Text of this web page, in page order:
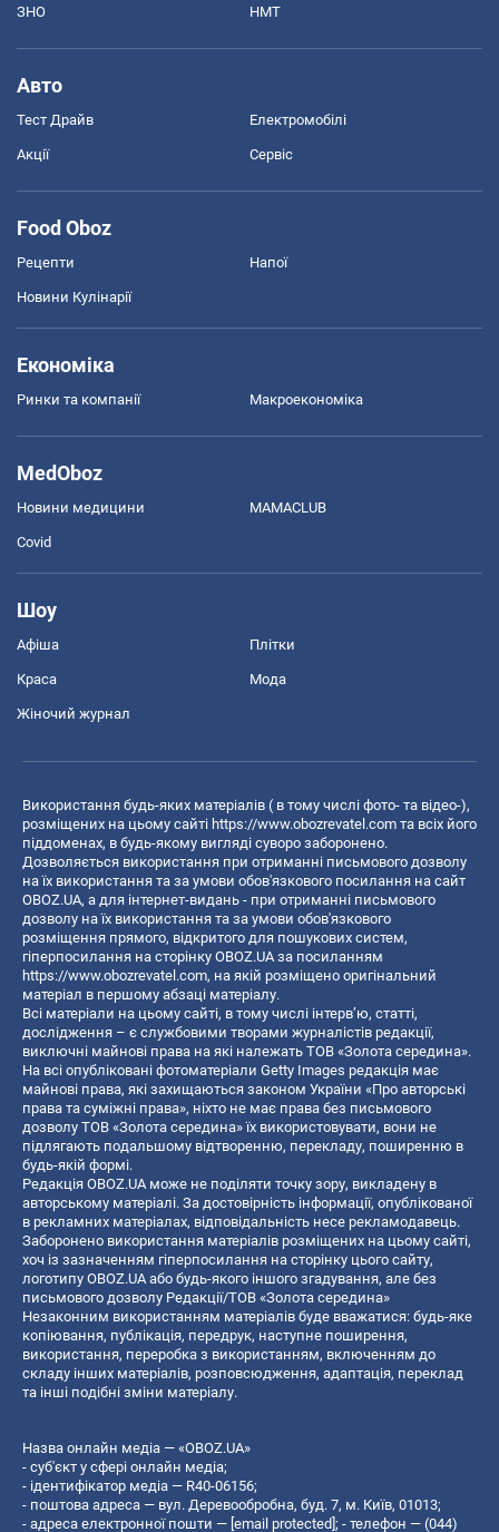
ЗНО НМТ
Авто
Тест Драйв Електромобілі
Акції Сервіс
Food Oboz
Рецепти Напої
Новини Кулінарії
Економіка
Ринки та компанії Макроекономіка
MedOboz
Новини медицини MAMACLUB
Covid
Шоу
Афіша Плітки
Краса Мода
Жіночий журнал
Використання будь-яких матеріалів ( в тому числі фото- та відео-),
розміщених на цьому сайті https://www.obozrevatel.com та всіх його
піддоменах, в будь-якому вигляді суворо заборонено.
Дозволяється використання при отриманні письмового дозволу
на їх використання та за умови обов'язкового посилання на сайт
OBOZ.UA, а для інтернет-видань - при отриманні письмового
дозволу на їх використання та за умови обов'язкового
розміщення прямого, відкритого для пошукових систем,
гіперпосилання на сторінку OBOZ.UA за посиланням
https://www.obozrevatel.com, на якій розміщено оригінальний
матеріал в першому абзаці матеріалу.
Всі матеріали на цьому сайті, в тому числі інтерв’ю, статті,
дослідження – є службовими творами журналістів редакції,
виключні майнові права на які належать ТОВ «Золота середина».
На всі опубліковані фотоматеріали Getty Images редакція має
майнові права, які захищаються законом України «Про авторські
права та суміжні права», ніхто не має права без письмового
дозволу ТОВ «Золота середина» їх використовувати, вони не
підлягають подальшому відтворенню, перекладу, поширенню в
будь-якій формі.
Редакція OBOZ.UA може не поділяти точку зору, викладену в
авторському матеріалі. За достовірність інформації, опублікованої
в рекламних матеріалах, відповідальність несе рекламодавець.
Заборонено використання матеріалів розміщених на цьому сайті,
хоч із зазначенням гіперпосилання на сторінку цього сайту,
логотипу OBOZ.UA або будь-якого іншого згадування, але без
письмового дозволу Редакції/ТОВ «Золота середина»
Незаконним використанням матеріалів буде вважатися: будь-яке
копiювання, публiкацiя, передрук, наступне поширення,
використання, переробка з використанням, включенням до
складу інших матеріалів, розповсюдження, адаптація, переклад
та інші подібні зміни матеріалу.
Назва онлайн медіа — «OBOZ.UA»
- суб'єкт у сфері онлайн медіа;
- ідентифікатор медіа — R40-06156;
- поштова адреса — вул. Деревообробна, буд. 7, м. Київ, 01013;
- адреса електронної пошти — [email protected] ; - телефон — (044)